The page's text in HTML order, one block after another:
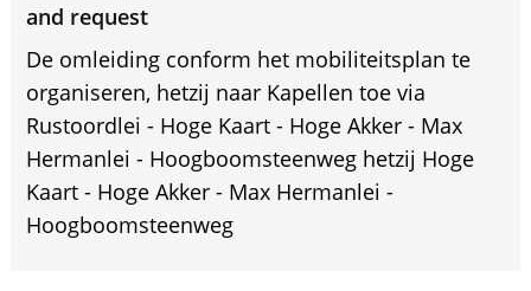
and request
De omleiding conform het mobiliteitsplan te
organiseren, hetzij naar Kapellen toe via
Rustoordlei - Hoge Kaart - Hoge Akker - Max
Hermanlei - Hoogboomsteenweg hetzij Hoge
Kaart - Hoge Akker - Max Hermanlei -
Hoogboomsteenweg